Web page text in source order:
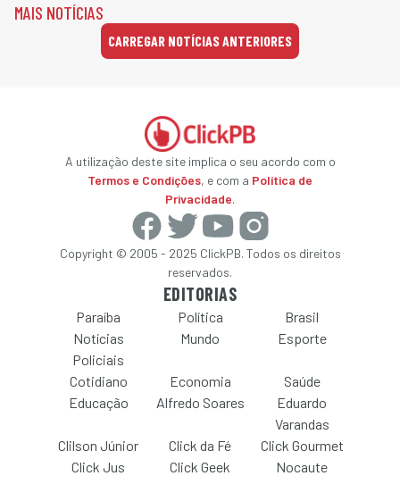
MAIS NOTÍCIAS
CARREGAR NOTÍCIAS ANTERIORES
A utilização deste site implica o seu acordo com o
Termos e Condições, e com a Política de
Privacidade.
Copyright © 2005 - 2025 ClickPB. Todos os direitos
reservados.
EDITORIAS
Paraíba Política
Brasil
Notícias
Policiais
Mundo Esporte
Cotidiano Economia
Saúde
Educação
Alfredo Soares
Eduardo
Varandas
Clilson Júnior
Click da Fé
Click Gourmet
Click Jus
Click Geek Nocaute